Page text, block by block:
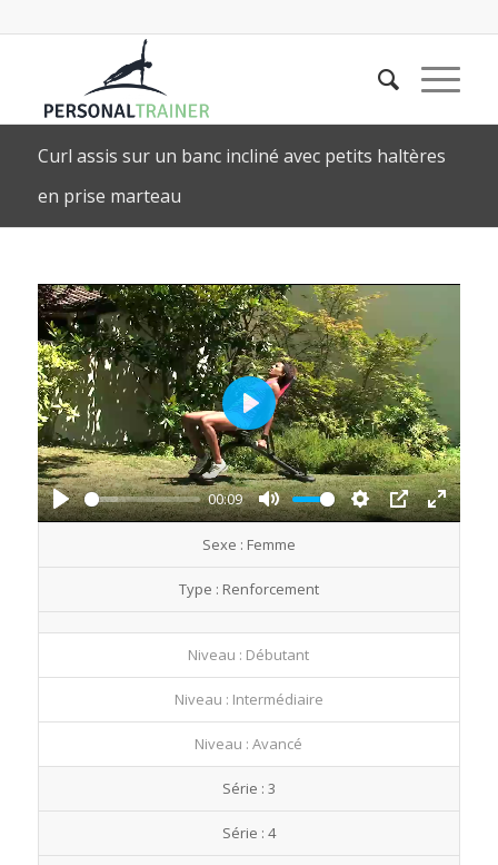
Curl assis sur un banc incliné avec petits haltères
en prise marteau
Play
00:09
Mute
Settings
PIP
Enter
Play
Sexe : Femme
Type : Renforcement
Niveau : Débutant
Niveau : Intermédiaire
Niveau : Avancé
Série : 3
Série : 4